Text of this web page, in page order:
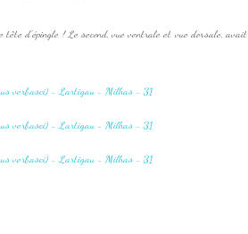
tête d'épingle ! Le second, vue ventrale et vue dorsale, avait